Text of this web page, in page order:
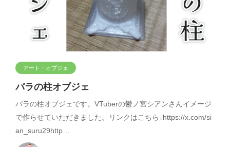
アート・オブジェ
バラの柱オブジェ
バラの柱オブジェです。VTuberの鬱ノ宮シアンさんイメージ
で作らせていただきました。リンクはこちら↓https://x.com/si
an_suru29http…